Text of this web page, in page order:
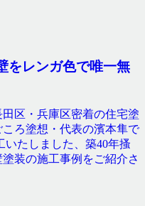
をレンガ色で唯一無
区・兵庫区密着の住宅塗
ろ塗想・代表の濱本隼で
いたしました、築40年搔
装の施工事例をご紹介さ